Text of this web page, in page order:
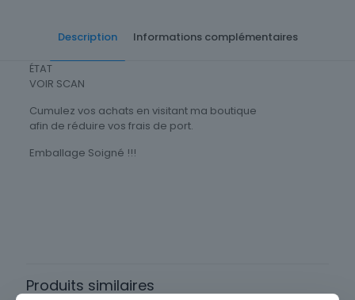
Description Informations complémentaires
ÉTAT
VOIR SCAN
Cumulez vos achats en visitant ma boutique
afin de réduire vos frais de port.
Emballage Soigné !!!
Pays
Produits similaires